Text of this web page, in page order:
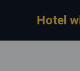
Hotel